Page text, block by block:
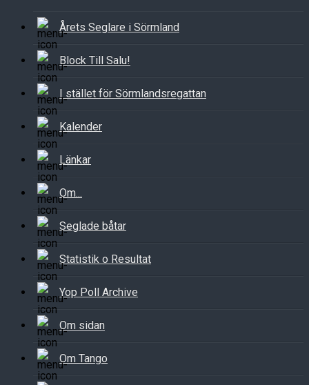
Årets Seglare i Sörmland
Block Till Salu!
I stället för Sörmlandsregattan
Kalender
Länkar
Om...
Seglade båtar
Statistik o Resultat
Yop Poll Archive
Om sidan
Om Tango